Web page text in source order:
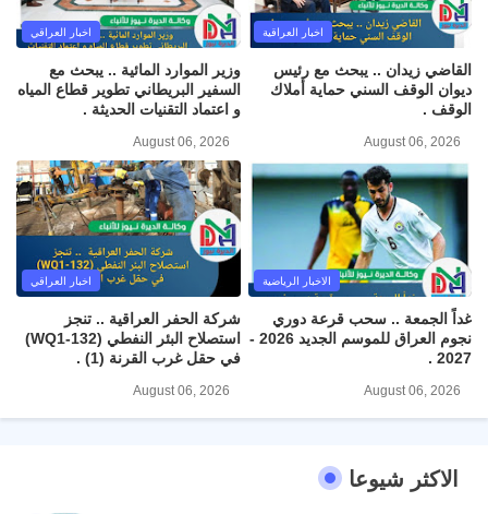
اخبار العراقية
القاضي زيدان .. يبحث مع رئيس
ديوان الوقف السني حماية أملاك
الوقف .
August 06, 2026
اخبار العراقي
وزير الموارد المائية .. يبحث مع
السفير البريطاني تطوير قطاع المياه
و اعتماد التقنيات الحديثة .
August 06, 2026
الاخبار الرياضية
غداً الجمعة .. سحب قرعة دوري
نجوم العراق للموسم الجديد 2026 -
2027 .
August 06, 2026
اخبار العراقي
شركة الحفر العراقية .. تنجز
استصلاح البئر النفطي (WQ1-132)
في حقل غرب القرنة (1) .
August 06, 2026
الاكثر شيوعا